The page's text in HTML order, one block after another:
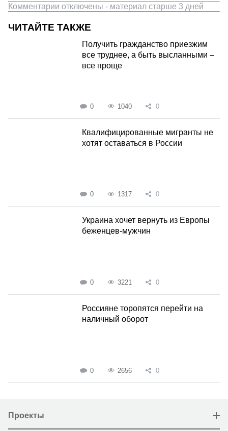
Комментарии отключены - материал старше 3 дней
ЧИТАЙТЕ ТАКЖЕ
Получить гражданство приезжим
все труднее, а быть высланными –
все проще
0 1040 0
Квалифицированные мигранты не
хотят оставаться в России
0 1317 0
Украина хочет вернуть из Европы
беженцев-мужчин
0 3221 0
Россияне торопятся перейти на
наличный оборот
0 2656 0
Проекты